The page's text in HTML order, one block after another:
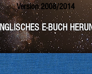
Version 2008/2014
E-BUCH